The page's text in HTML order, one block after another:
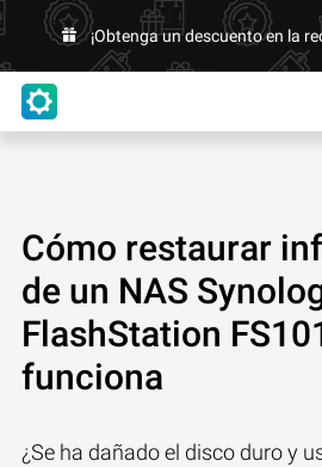
¡Obtenga un descuento en la
Cómo restaurar
de un NAS
FlashStation
funciona
¿Se ha dañado el disco duro y